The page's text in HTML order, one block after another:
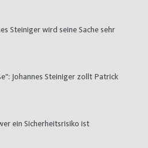
Steiniger wird seine Sache sehr
Johannes Steiniger zollt Patrick
ein Sicherheitsrisiko ist